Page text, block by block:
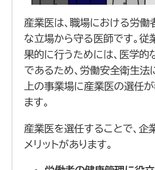
産業医は、職場における労働
な立場から守る医師です。従
果的に行うためには、医学的
であるため、労働安全衛生法
上の事業場に産業医の選任
ます。
産業医を選任することで、企
メリットがあります。